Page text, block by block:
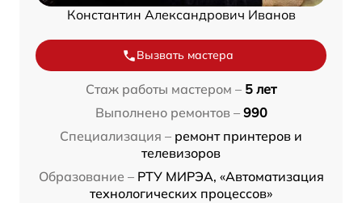
Константин Александрович Иванов
Вызвать мастера
Стаж работы мастером – 5 лет
Выполнено ремонтов – 990
Специализация – ремонт принтеров и
телевизоров
Образование – РТУ МИРЭА, «Автоматизация
технологических процессов»